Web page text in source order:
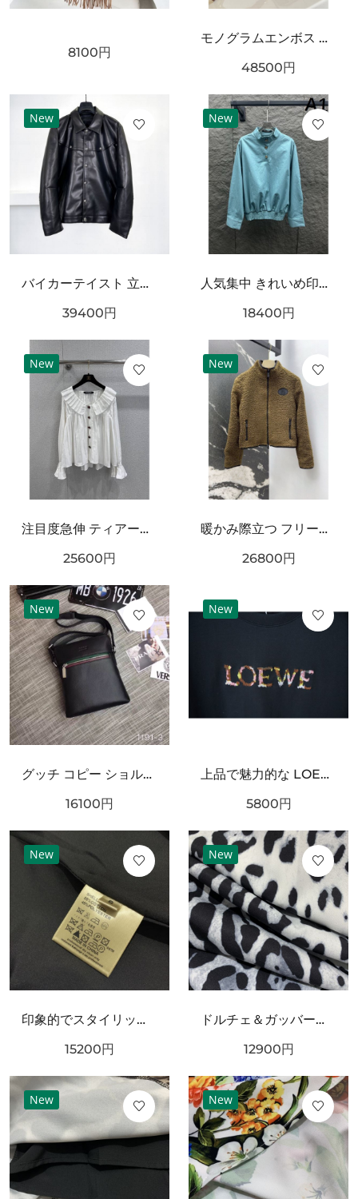
8100円
モノグラムエンボス ミニショルダーバッグ 人気商品 LOUIS VUITTON ルイヴィトン コピー バッグ チェーン付き コンパクトサイズ
48500円
New
バイカーテイスト 立体フォルム CHROME HEARTS クロムハーツ コピー レザージャケット 人気加速
39400円
New
人気集中 きれいめ印象 CHANEL シャネル コピー 長袖ジャケット 着映えデザイン
18400円
New
注目度急伸 ティアード襟 CHANEL シャネル コピー 長袖ブラウス 軽やかシルエット
25600円
New
暖かみ際立つ フリースブルゾン ブラックトリム BURBERRY バーバリー コピー ボアジャケット ジップポケット
26800円
New
グッチ コピー ショルダーバッグ GUCCI 個性を引き立てるスタイリッシュな仕上がり
16100円
New
上品で魅力的な LOEWE ロエベ スーパーコピー Tシャツ シンプル
5800円
New
印象的でスタイリッシュな DOLCE＆GABBANA ドルチェ＆ガッバーナ コピー ワンピース
15200円
New
ドルチェ＆ガッバーナ コピー 上下セット DOLCE＆GABBANA シックでフェミニンな装い
12900円
New New